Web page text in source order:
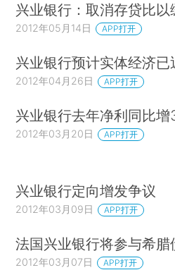
兴业银行：取消存贷比以
2012年05月14日 APP打开
兴业银行预计实体经济已
2012年04月26日 APP打开
兴业银行去年净利同比增
2012年03月20日 APP打开
兴业银行定向增发争议
2012年03月09日 APP打开
法国兴业银行将参与希腊
2012年03月07日 APP打开